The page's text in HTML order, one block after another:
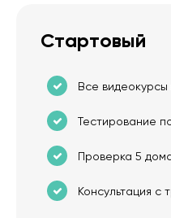
Стартовый
Все
Тестирование
Проверка 5
Консультация с